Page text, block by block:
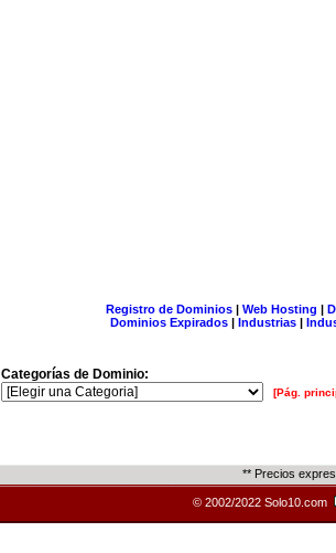
Registro de Dominios| Web Hosting |
Dominios Expirados | Industrias |
Categorías de Dominio:
[Pág.
** Precios
© 2002/2022 Solo10.com